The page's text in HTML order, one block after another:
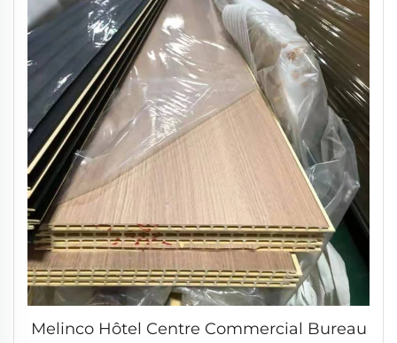
Melinco Hôtel Centre Commercial Bureau